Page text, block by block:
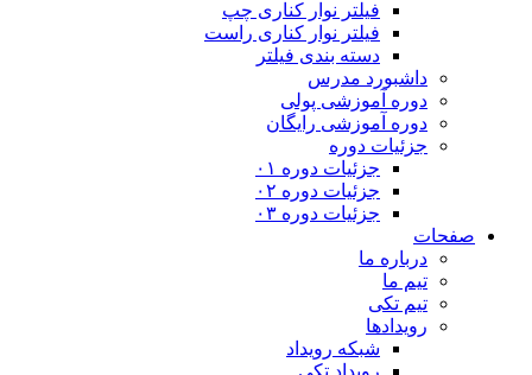
فیلتر نوار کناری چپ
فیلتر نوار کناری راست
دسته بندی فیلتر
داشبورد مدرس
دوره آموزشی پولی
دوره آموزشی رایگان
جزئیات دوره
جزئیات دوره ۰۱
جزئیات دوره ۰۲
جزئیات دوره ۰۳
صفحات
درباره ما
تیم ما
تیم تکی
رویدادها
شبکه رویداد
رویداد تکی